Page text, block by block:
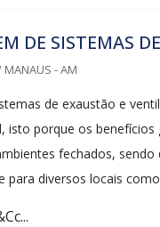
DE SISTEMAS
MANAUS - AM
de exaustão e
isto porque os
fechados,
para diversos locais